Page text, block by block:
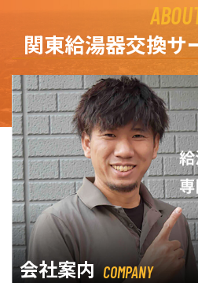
関東給湯器交換サ
会社案内 COMPANY